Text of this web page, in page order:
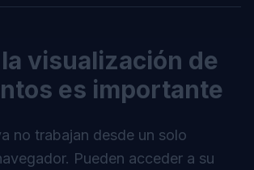
visualización de
es importante
no trabajan desde un solo
Pueden acceder a su